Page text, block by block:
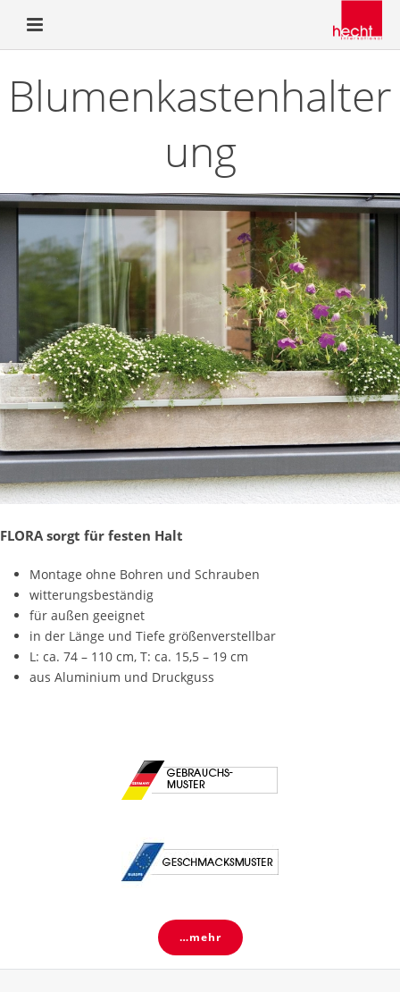
Blumenkastenhalter
ung
FLORA sorgt für festen Halt
Montage ohne Bohren und Schrauben
witterungsbeständig
für außen geeignet
in der Länge und Tiefe größenverstellbar
L: ca. 74 – 110 cm, T: ca. 15,5 – 19 cm
aus Aluminium und Druckguss
…mehr